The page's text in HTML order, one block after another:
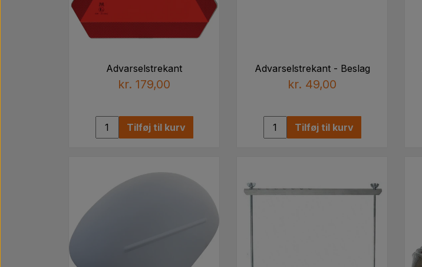
Advarselstrekant
kr. 179,00
Tilføj til kurv
Advarselstrekant - Beslag
kr. 49,00
Tilføj til kurv